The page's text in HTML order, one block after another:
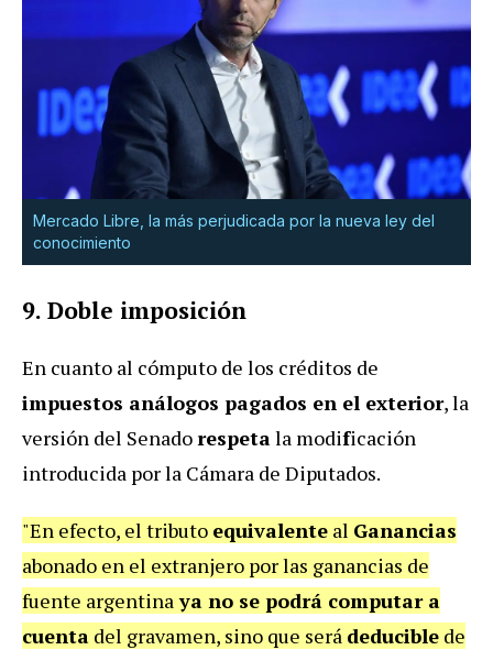
Mercado Libre, la más perjudicada por la nueva ley del
conocimiento
9. Doble imposición
En cuanto al cómputo de los créditos de
impuestos análogos pagados en el exterior, la
versión del Senado respeta la modificación
introducida por la Cámara de Diputados.
"En efecto, el tributo equivalente al Ganancias
abonado en el extranjero por las ganancias de
fuente argentina ya no se podrá computar a
cuenta del gravamen, sino que será deducible de